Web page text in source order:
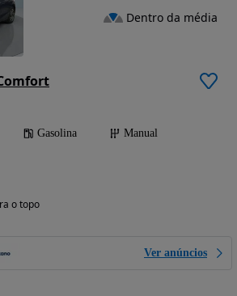
Gasolina
Manual
o topo
Ver anúncios
Dentro da média